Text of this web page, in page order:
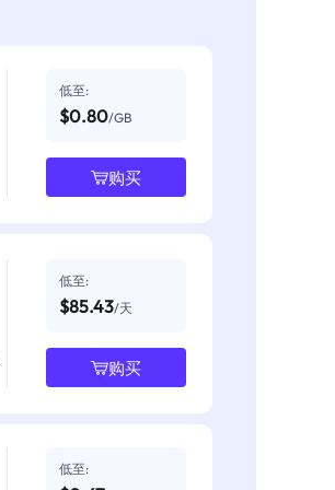
低至:
$0.80/GB
购买
低至:
$85.43/天
购买
低至: